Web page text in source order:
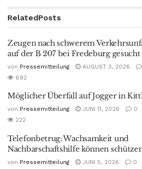
RelatedPosts
Zeugen nach schwerem
auf der B 207 bei Fredeburg gesucht
von Pressemitteilung AUGUST 3, 2026
692
Möglicher Überfall auf Jogger in
von Pressemitteilung JUNI 11, 2026
0
222
Telefonbetrug: Wachsamkeit und
Nachbarschaftshilfe können
von Pressemitteilung JUNI 5, 2026
0